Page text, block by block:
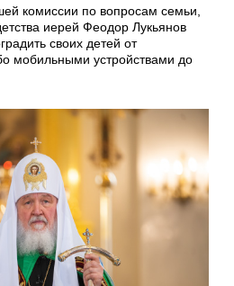
комиссии по вопросам семьи,
иерей Феодор Лукьянов
своих детей от
мобильными устройствами до